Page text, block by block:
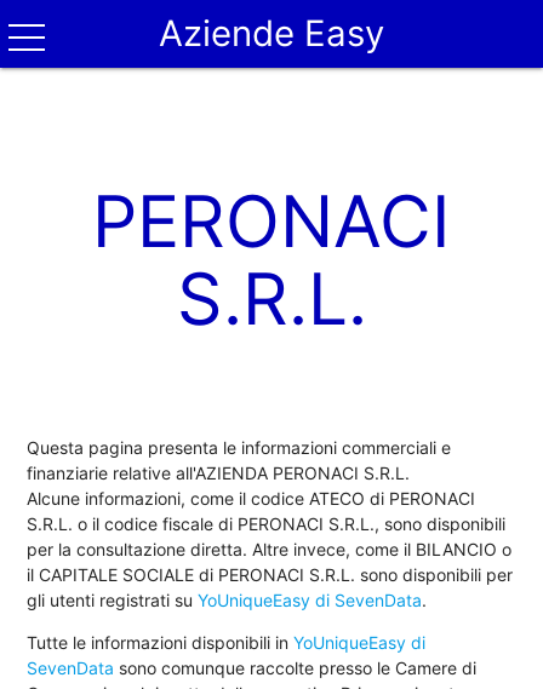
Aziende Easy
PERONACI
S.R.L.
Questa pagina presenta le informazioni commerciali e
finanziarie relative all'AZIENDA PERONACI S.R.L.
Alcune informazioni, come il codice ATECO di PERONACI
S.R.L. o il codice fiscale di PERONACI S.R.L., sono disponibili
per la consultazione diretta. Altre invece, come il BILANCIO o
il CAPITALE SOCIALE di PERONACI S.R.L. sono disponibili per
gli utenti registrati suYoUniqueEasy di SevenData.
Tutte le informazioni disponibili inYoUniqueEasy di
SevenData sono comunque raccolte presso le Camere di